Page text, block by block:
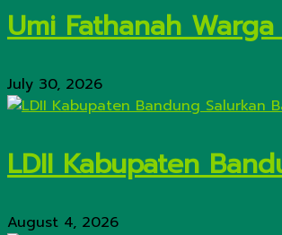
Umi Fathanah
July 30, 2026
LDII Kabupaten
August 4, 2026